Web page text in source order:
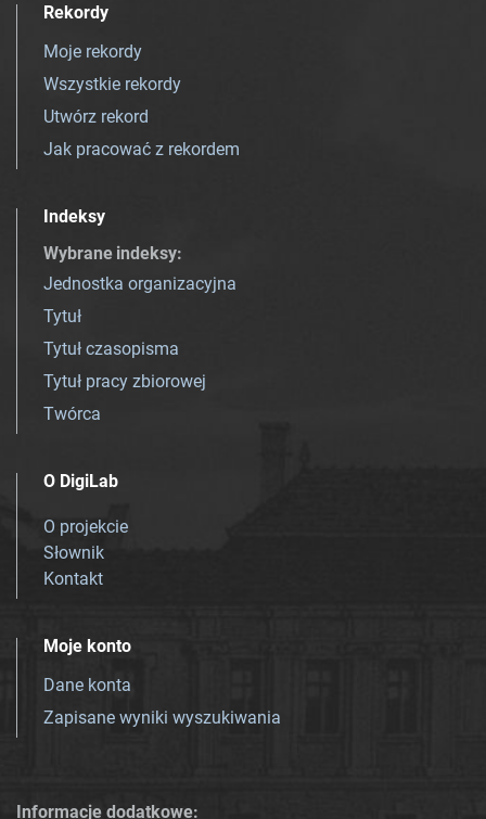
Rekordy
Moje rekordy
Wszystkie rekordy
Utwórz rekord
Jak pracować z rekordem
Indeksy
Wybrane indeksy:
Jednostka organizacyjna
Tytuł
Tytuł czasopisma
Tytuł pracy zbiorowej
Twórca
O DigiLab
O projekcie
Słownik
Kontakt
Moje konto
Dane konta
Zapisane wyniki wyszukiwania
Informacje dodatkowe: